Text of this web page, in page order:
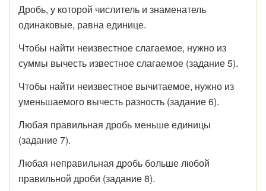
Дробь, у которой числитель и знаменатель
одинаковые, равна единице.
Чтобы найти неизвестное слагаемое, нужно из
суммы вычесть известное слагаемое (задание 5).
Чтобы найти неизвестное вычитаемое, нужно из
уменьшаемого вычесть разность (задание 6).
Любая правильная дробь меньше единицы
(задание 7).
Любая неправильная дробь больше любой
правильной дроби (задание 8).